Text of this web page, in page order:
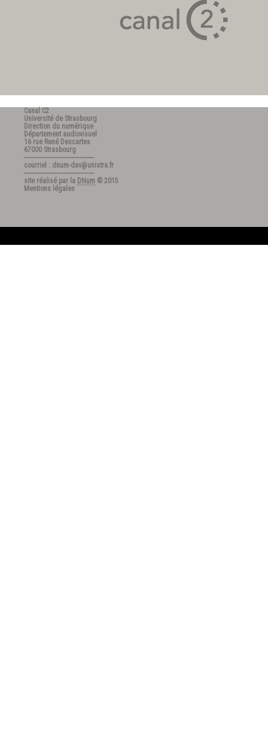
Canal C2
Université de Strasbourg
Direction du numérique
Département audiovisuel
16 rue René Descartes
67000 Strasbourg
---------------------------------------
courriel : dnum-dav@unistra.fr
---------------------------------------
site réalisé par la DNum © 2015
Mentions légales